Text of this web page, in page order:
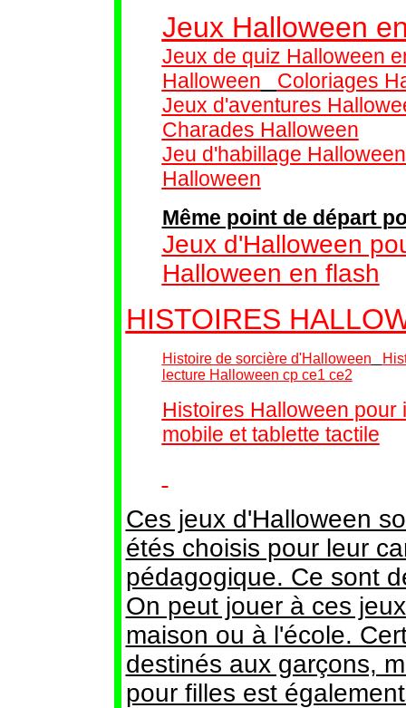
Jeux Halloween
Jeux de quiz Halloween
Halloween
Coloriages
Jeux d'aventures
Charades Halloween
Jeu d'habillage Halloween
Halloween
Même point de départ
Jeux d'Halloween
Halloween en flash
HISTOIRES
Histoire de sorcière d'Halloween
lecture Halloween cp ce1 ce2
Histoires Halloween pour
mobile et tablette tactile
Ces jeux d'Halloween
étés choisis pour leur
pédagogique. Ce sont
On peut jouer à ces
maison ou à l'école.
destinés aux garçons,
pour filles est